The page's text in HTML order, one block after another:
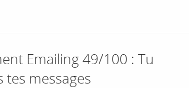
Emailing 49/100 : Tu
messages